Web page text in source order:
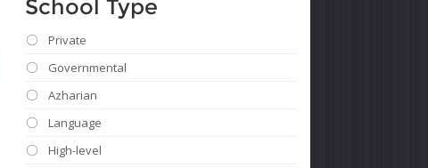
School Type
Private
Governmental
Azharian
Language
High-level